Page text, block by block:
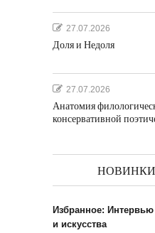
27.07.2026
Доля и Недоля
27.07.2026
Анатомия
консервативной
Избранное:
и искусства